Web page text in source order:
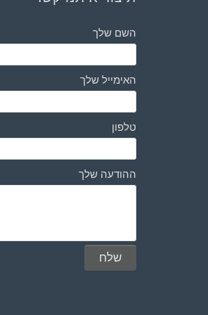
השם שלך
האימייל שלך
טלפון
ההודעה שלך